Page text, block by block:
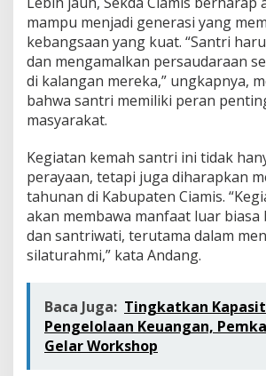
mampu menjadi generasi yang
kebangsaan yang kuat. “Santri
dan mengamalkan persaudaraan
di kalangan mereka,” ungkapnya,
bahwa santri memiliki peran
masyarakat.
Kegiatan kemah santri ini tidak
perayaan, tetapi juga diharapkan
tahunan di Kabupaten Ciamis.
akan membawa manfaat luar
dan santriwati, terutama dalam
silaturahmi,” kata Andang.
Baca Juga: Tingkatkan
Pengelolaan Keuangan,
Gelar Workshop